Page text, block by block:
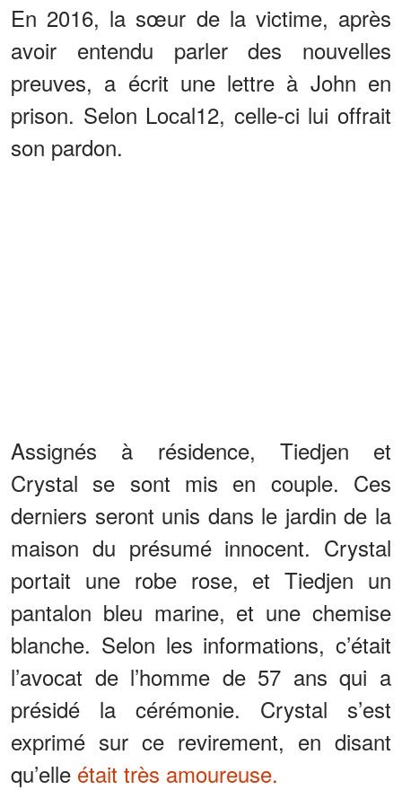
En 2016, la sœur de la victime, après
avoir entendu parler des nouvelles
preuves, a écrit une lettre à John en
prison. Selon Local12, celle-ci lui offrait
son pardon.
Assignés à résidence, Tiedjen et
Crystal se sont mis en couple. Ces
derniers seront unis dans le jardin de la
maison du présumé innocent. Crystal
portait une robe rose, et Tiedjen un
pantalon bleu marine, et une chemise
blanche. Selon les informations, c’était
l’avocat de l’homme de 57 ans qui a
présidé la cérémonie. Crystal s’est
exprimé sur ce revirement, en disant
qu’elle était très amoureuse.